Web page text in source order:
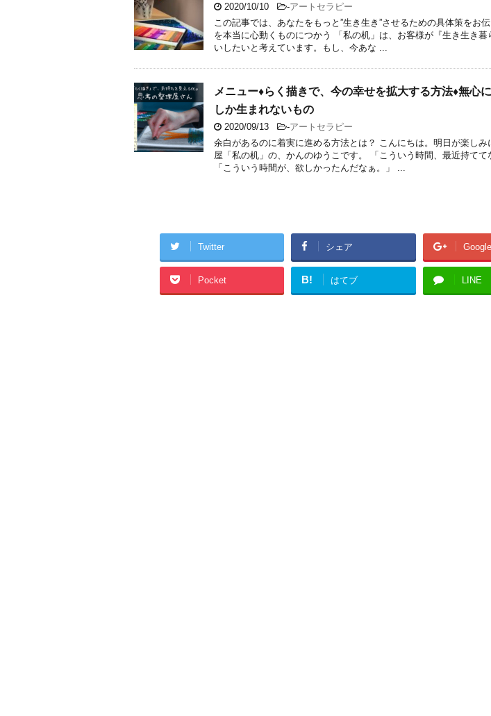
2020/10/10 -アートセラピー
この記事では、あなたをもっと”生き生き”させるための具体策をお
を本当に心動くものにつかう 「私の机」は、お客様が『生き生き
いしたいと考えています。もし、今あな ...
メニュー♦︎らく描きで、今の幸せを拡大する方法♦︎無心
しか生まれないもの
2020/09/13 -アートセラピー
余白があるのに着実に進める方法とは？ こんにちは。明日が楽しみ
屋「私の机」の、かんのゆうこです。 「こういう時間、最近持てて
「こういう時間が、欲しかったんだなぁ。」 ...
Twitter シェア
Pocket B! はてブ LINE